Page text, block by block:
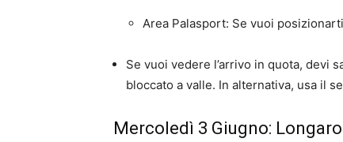
Area Palasport: Se vuoi
Se vuoi vedere l’arrivo in quota, devi
bloccato a valle. In alternativa, usa il
Mercoledì 3 Giugno: